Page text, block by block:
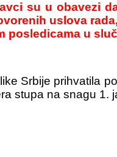
su u obavezi
uslova
posledicama u
Srbije prihvatila
stupa na snagu 1.